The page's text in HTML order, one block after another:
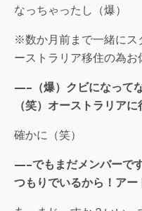
なっちゃったし（爆）
※数か月前まで一緒にス
ーストラリア移住の為お
—–（爆）クビになって
（笑）オーストラリア
確かに（笑）
—–でもまだメンバーで
つもりでいるから！アー